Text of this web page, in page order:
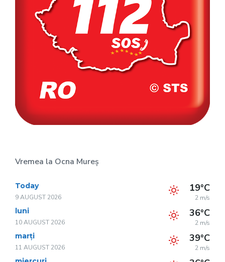
Vremea la Ocna Mureș
Today
9 AUGUST 2026
19°C
2 m/s
luni
10 AUGUST 2026
36°C
2 m/s
marți
11 AUGUST 2026
39°C
2 m/s